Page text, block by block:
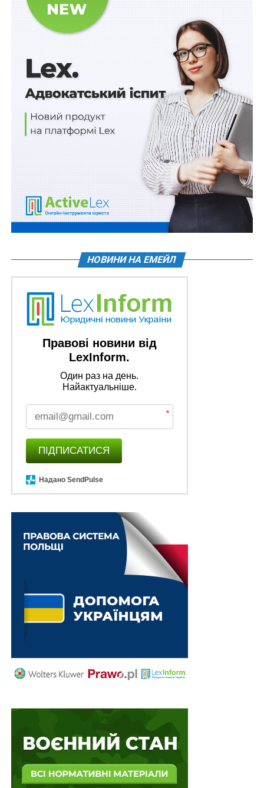
ПОВ'ЯЗАНІ ТЕМИ:
НАКАЗ МІНІСТЕРСТВА ВНУТРІШНІХ СПРАВ УКРАЇНИ
Зменшено винагороду за торги арештованим
майном
НЕ ПРОПУСТІТЬ
Контрактники зможуть звільнятися до
закінчення особливого періоду
НОВИНИ НА ЕМЕЙЛ
Правові новини від
LexInform.
Один раз на день.
Найактуальніше.
*
ПІДПИСАТИСЯ
Надано SendPulse